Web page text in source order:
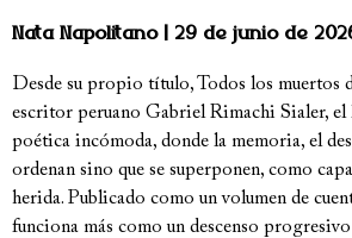
Nata Napolitano 29 de junio de
Desde su propio título, Todos los muertos
escritor peruano Gabriel Rimachi Sialer, el
poética incómoda, donde la memoria, el
ordenan sino que se superponen, como
herida. Publicado como un volumen de
funciona más como un descenso